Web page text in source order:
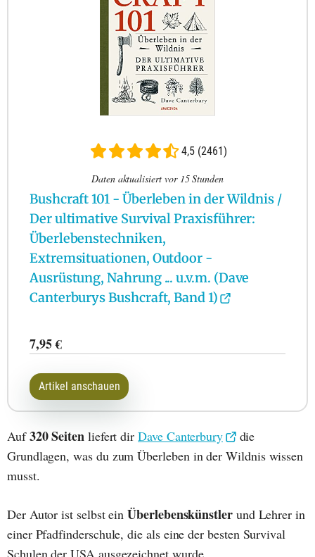
4,5 (2461)
Daten aktualisiert vor 15 Stunden
Bushcraft 101 - Überleben in der Wildnis /
Der ultimative Survival Praxisführer:
Überlebenstechniken,
Extremsituationen, Outdoor -
Ausrüstung, Nahrung ... u.v.m. (Dave
Canterburys Bushcraft, Band 1)
7,95 €
Artikel anschauen
Auf320 Seiten liefert dirDave Canterbury
die
Grundlagen, was du zum Überleben in der Wildnis wissen
musst.
Der Autor ist selbst einÜberlebenskünstlerund Lehrer in
einer Pfadfinderschule, die als eine der besten Survival